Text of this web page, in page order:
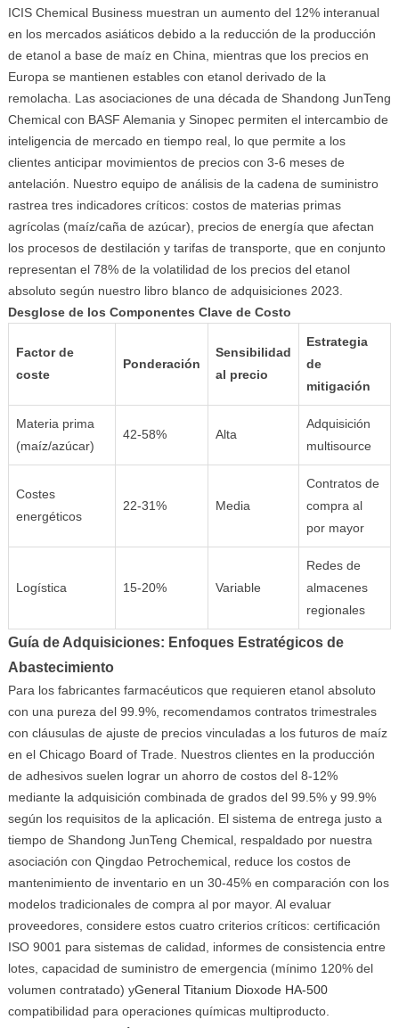
ICIS Chemical Business muestran un aumento del 12% interanual
en los mercados asiáticos debido a la reducción de la producción
de etanol a base de maíz en China, mientras que los precios en
Europa se mantienen estables con etanol derivado de la
remolacha. Las asociaciones de una década de Shandong JunTeng
Chemical con BASF Alemania y Sinopec permiten el intercambio de
inteligencia de mercado en tiempo real, lo que permite a los
clientes anticipar movimientos de precios con 3-6 meses de
antelación. Nuestro equipo de análisis de la cadena de suministro
rastrea tres indicadores críticos: costos de materias primas
agrícolas (maíz/caña de azúcar), precios de energía que afectan
los procesos de destilación y tarifas de transporte, que en conjunto
representan el 78% de la volatilidad de los precios del etanol
absoluto según nuestro libro blanco de adquisiciones 2023.
Desglose de los Componentes Clave de Costo
Factor de
coste
Ponderación
Sensibilidad
al precio
Estrategia
de
mitigación
Materia prima
(maíz/azúcar)
42-58% Alta
Adquisición
multisource
Costes
energéticos
22-31% Media
Contratos de
compra al
por mayor
Logística 15-20% Variable
Redes de
almacenes
regionales
Guía de Adquisiciones: Enfoques Estratégicos de
Abastecimiento
Para los fabricantes farmacéuticos que requieren etanol absoluto
con una pureza del 99.9%, recomendamos contratos trimestrales
con cláusulas de ajuste de precios vinculadas a los futuros de maíz
en el Chicago Board of Trade. Nuestros clientes en la producción
de adhesivos suelen lograr un ahorro de costos del 8-12%
mediante la adquisición combinada de grados del 99.5% y 99.9%
según los requisitos de la aplicación. El sistema de entrega justo a
tiempo de Shandong JunTeng Chemical, respaldado por nuestra
asociación con Qingdao Petrochemical, reduce los costos de
mantenimiento de inventario en un 30-45% en comparación con los
modelos tradicionales de compra al por mayor. Al evaluar
proveedores, considere estos cuatro criterios críticos: certificación
ISO 9001 para sistemas de calidad, informes de consistencia entre
lotes, capacidad de suministro de emergencia (mínimo 120% del
volumen contratado) yGeneral Titanium Dioxode HA-500
compatibilidad para operaciones químicas multiproducto.